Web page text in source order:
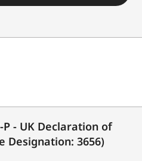
- UK Declaration of
Designation: 3656)